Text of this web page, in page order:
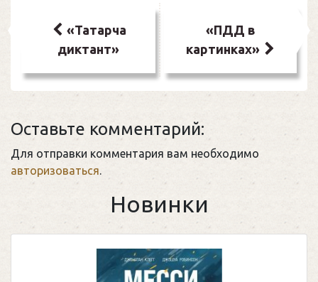
записям
«Татарча
диктант»
«ПДД в
картинках»
Оставьте комментарий:
Для отправки комментария вам необходимо
авторизоваться.
Новинки